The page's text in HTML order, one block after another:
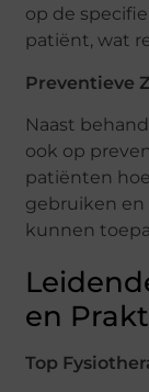
op de
patiënt, wat
Preventieve
Naast
ook op
patiënten
gebruiken
kunnen
en
Top